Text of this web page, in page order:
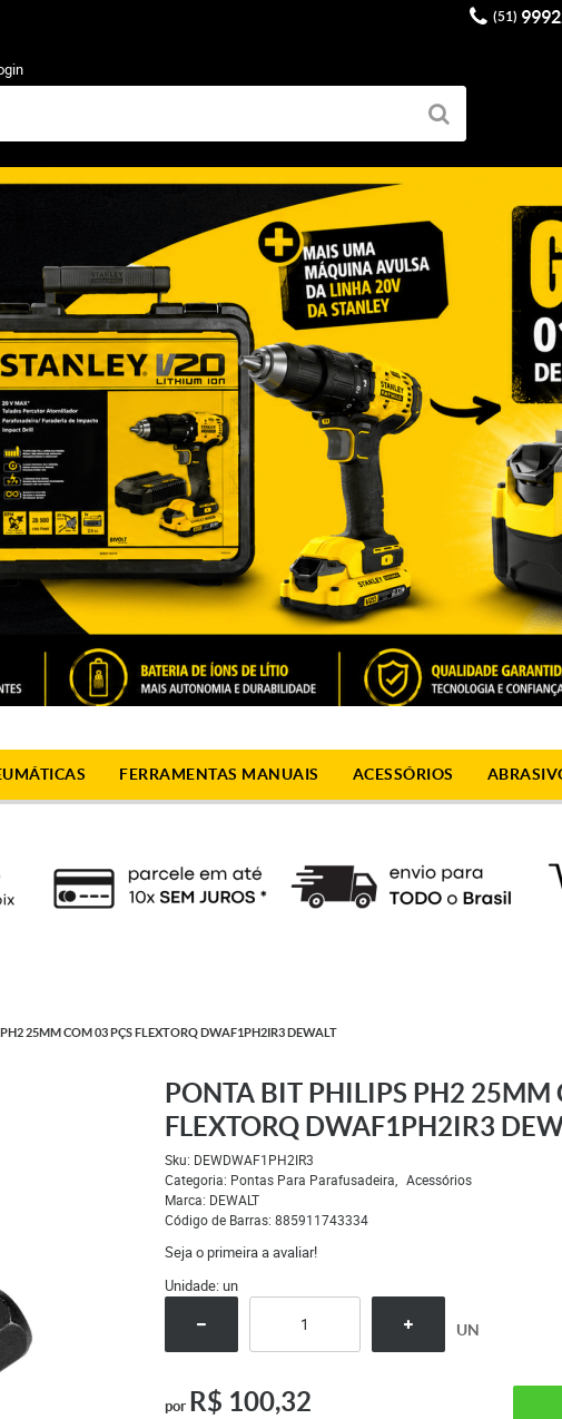
(51)
FERRAMENTAS MANUAIS ACESSÓRIOS
25MM COM 03 PÇS FLEXTORQ DWAF1PH2IR3 DEWALT
PONTA BIT PHILIPS PH2 25MM
FLEXTORQ DWAF1PH2IR3
Sku: DEWDWAF1PH2IR3
Categoria: Pontas Para Parafusadeira
Acessórios
Marca: DEWALT
Código de Barras: 885911743334
Seja o primeira a avaliar!
Unidade: un
UN
por R$ 100,32